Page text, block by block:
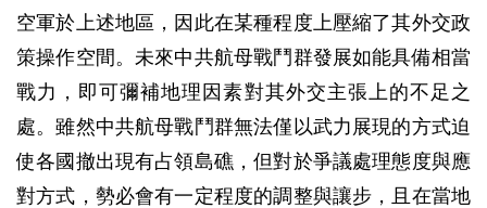
空軍於上述地區，因此在某種程度上壓縮了其外交政
策操作空間。未來中共航母戰鬥群發展如能具備相當
戰力，即可彌補地理因素對其外交主張上的不足之
處。雖然中共航母戰鬥群無法僅以武力展現的方式迫
使各國撤出現有占領島礁，但對於爭議處理態度與應
對方式，勢必會有一定程度的調整與讓步，且在當地